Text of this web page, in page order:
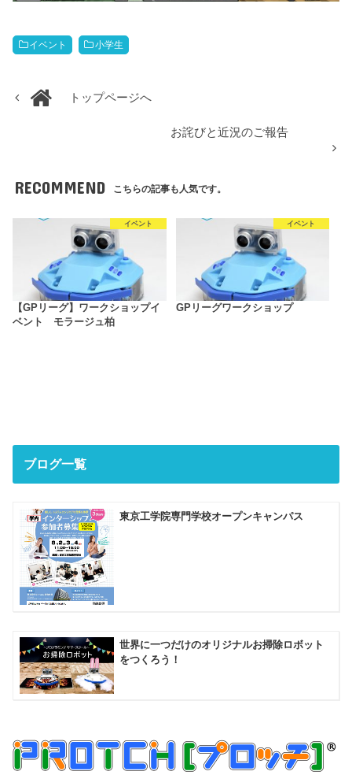
イベント 小学生
トップページへ
お詫びと近況のご報告
RECOMMEND こちらの記事も人気です。
イベント
【GPリーグ】ワークショップイ
ベント モラージュ柏
イベント
GPリーグワークショップ
ブログ一覧
東京工学院専門学校オープンキャンパス
世界に一つだけのオリジナルお掃除ロボット
をつくろう！